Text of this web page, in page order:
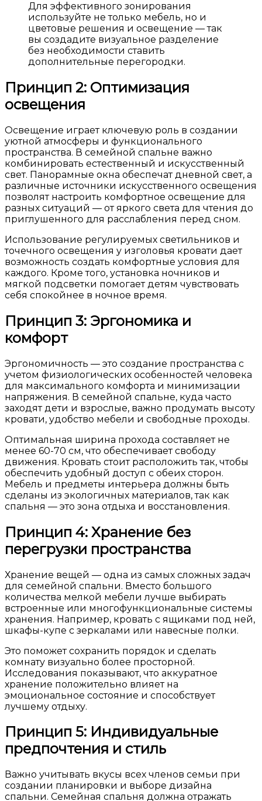
Для эффективного зонирования
используйте не только мебель, но и
цветовые решения и освещение — так
вы создадите визуальное разделение
без необходимости ставить
дополнительные перегородки.
Принцип 2: Оптимизация
освещения
Освещение играет ключевую роль в создании
уютной атмосферы и функционального
пространства. В семейной спальне важно
комбинировать естественный и искусственный
свет. Панорамные окна обеспечат дневной свет, а
различные источники искусственного освещения
позволят настроить комфортное освещение для
разных ситуаций — от яркого света для чтения до
приглушенного для расслабления перед сном.
Использование регулируемых светильников и
точечного освещения у изголовья кровати дает
возможность создать комфортные условия для
каждого. Кроме того, установка ночников и
мягкой подсветки помогает детям чувствовать
себя спокойнее в ночное время.
Принцип 3: Эргономика и
комфорт
Эргономичность — это создание пространства с
учетом физиологических особенностей человека
для максимального комфорта и минимизации
напряжения. В семейной спальне, куда часто
заходят дети и взрослые, важно продумать высоту
кровати, удобство мебели и свободные проходы.
Оптимальная ширина прохода составляет не
менее 60-70 см, что обеспечивает свободу
движения. Кровать стоит расположить так, чтобы
обеспечить удобный доступ с обеих сторон.
Мебель и предметы интерьера должны быть
сделаны из экологичных материалов, так как
спальня — это зона отдыха и восстановления.
Принцип 4: Хранение без
перегрузки пространства
Хранение вещей — одна из самых сложных задач
для семейной спальни. Вместо большого
количества мелкой мебели лучше выбирать
встроенные или многофункциональные системы
хранения. Например, кровать с ящиками под ней,
шкафы-купе с зеркалами или навесные полки.
Это поможет сохранить порядок и сделать
комнату визуально более просторной.
Исследования показывают, что аккуратное
хранение положительно влияет на
эмоциональное состояние и способствует
лучшему отдыху.
Принцип 5: Индивидуальные
предпочтения и стиль
Важно учитывать вкусы всех членов семьи при
создании планировки и выборе дизайна
спальни. Семейная спальня должна отражать